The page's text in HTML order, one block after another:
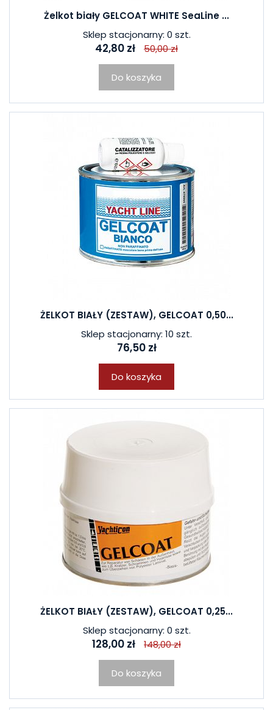
Żelkot biały GELCOAT WHITE SeaLine ...
Sklep stacjonarny: 0 szt.
42,80 zł 50,00 zł
Do koszyka
ŻELKOT BIAŁY (ZESTAW), GELCOAT 0,50...
Sklep stacjonarny: 10 szt.
76,50 zł
Do koszyka
ŻELKOT BIAŁY (ZESTAW), GELCOAT 0,25...
Sklep stacjonarny: 0 szt.
128,00 zł 148,00 zł
Do koszyka